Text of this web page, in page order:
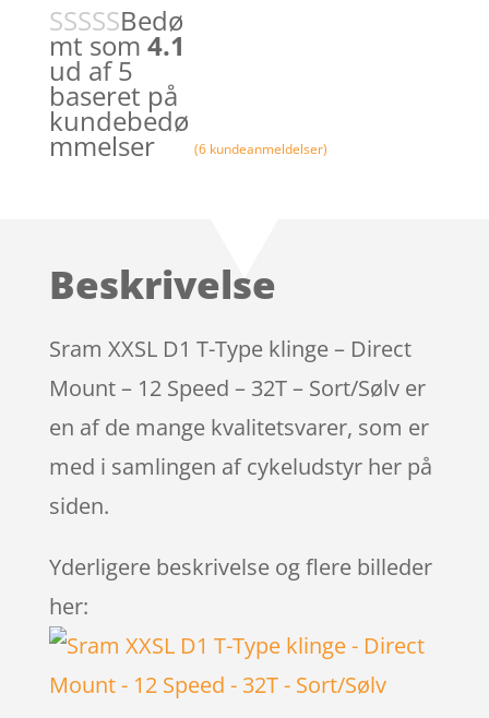
Bedø
mt som 4.1
ud af 5
baseret på
kundebedø
mmelser (6 kundeanmeldelser)
Beskrivelse
Sram XXSL D1 T-Type klinge – Direct
Mount – 12 Speed – 32T – Sort/Sølv er
en af de mange kvalitetsvarer, som er
med i samlingen af cykeludstyr her på
siden.
Yderligere beskrivelse og flere billeder
her: